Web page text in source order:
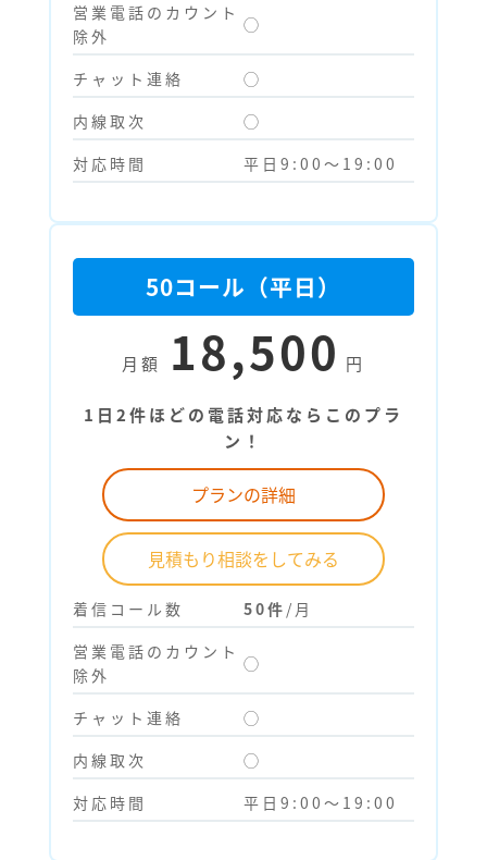
営業電話のカウント
除外
◯
チャット連絡
◯
内線取次
◯
対応時間
平日9:00～19:00
50コール（平日）
月額 18,500 円
1日2件ほどの電話対応ならこのプラ
ン！
プランの詳細
見積もり相談をしてみる
着信コール数 50件 /月
営業電話のカウント
除外
◯
チャット連絡
◯
内線取次
◯
対応時間
平日9:00～19:00